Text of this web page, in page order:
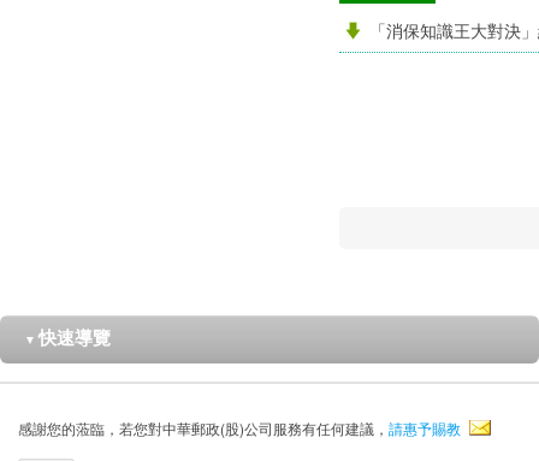
「消保知識王大對決
▼ 快速導覽
感謝您的蒞臨，若您對中華郵政(股)公司服務有任何建議， 請惠予賜教